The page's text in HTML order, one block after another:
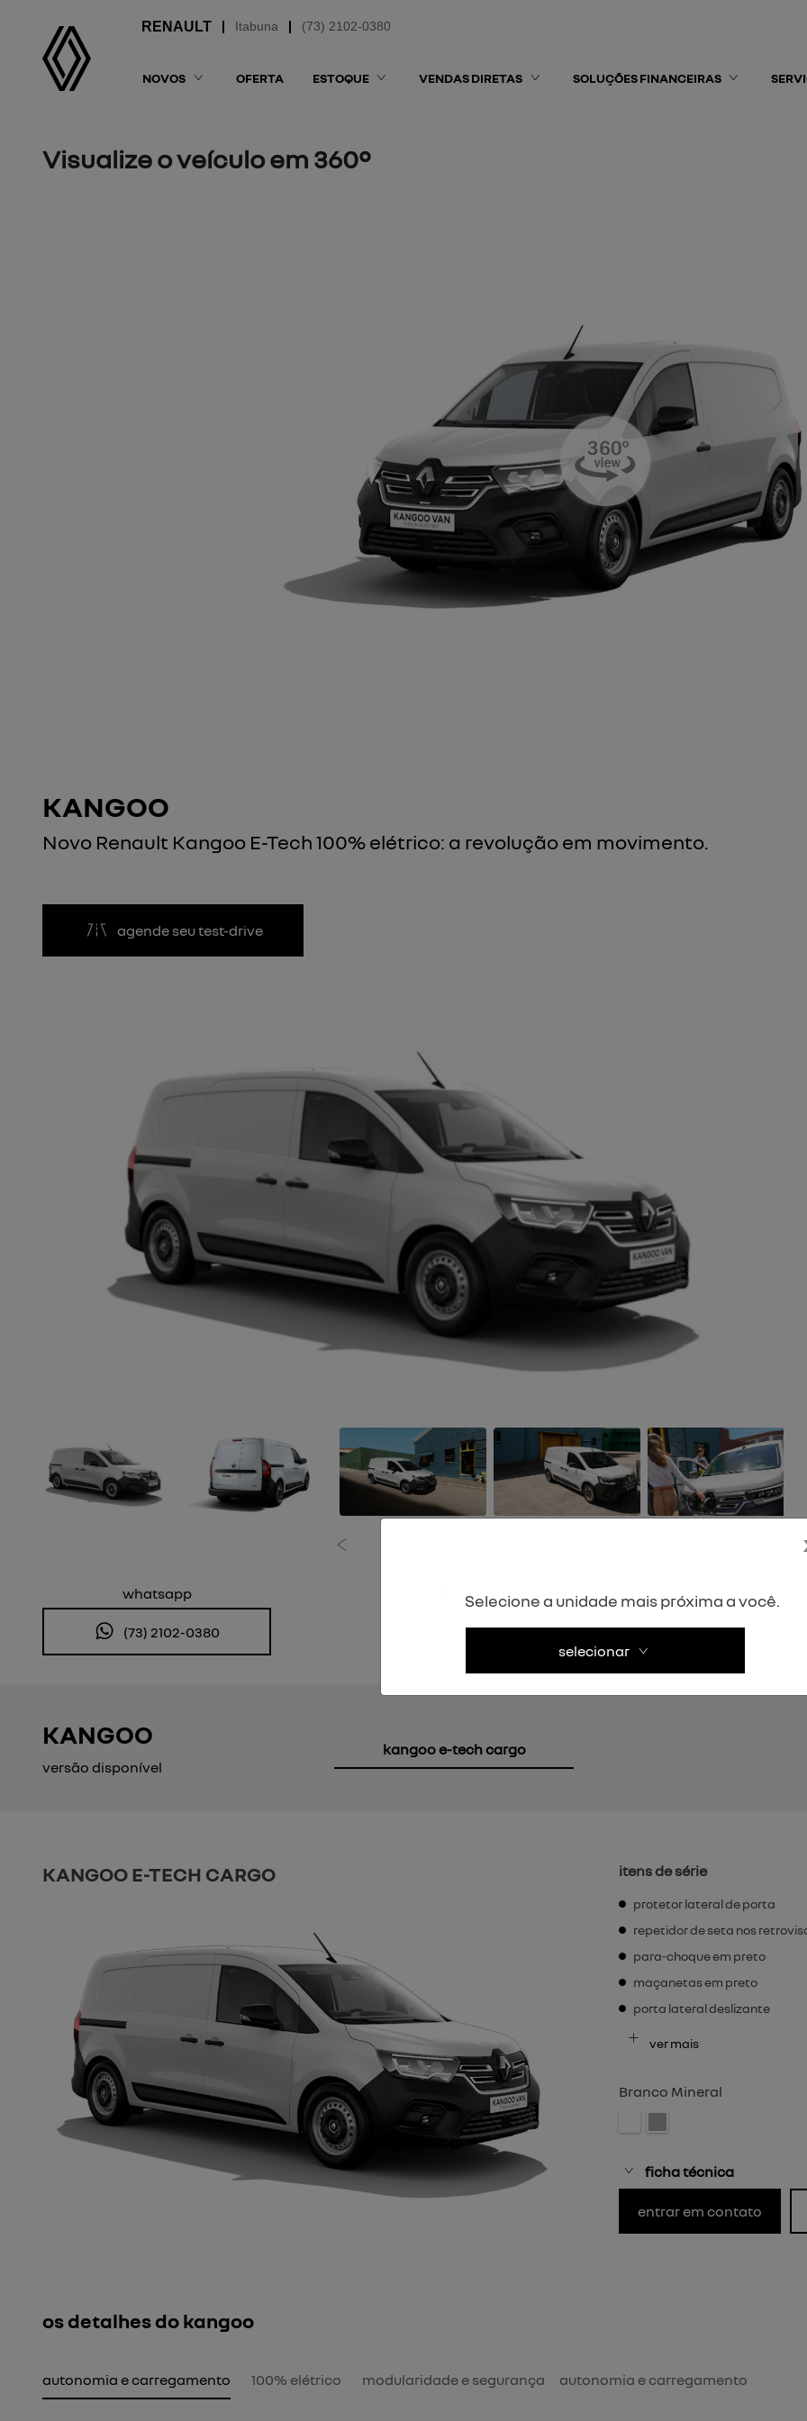
(73) 2102-0380
Itabuna
NOVOS OFERTA ESTOQUE VENDAS DIRETAS SOLUÇÕES FINANCEIRAS
Visualize o veículo em 360°
KANGOO
Novo Renault Kangoo E-Tech 100% elétrico: a revolução em movimento.
agende seu test-drive
Anterior
Anterior
whatsapp
(73) 2102-0380
KANGOO
versão disponível
kangoo e-tech cargo
KANGOO E-TECH CARGO itens de série
protetor lateral de porta
repetidor de seta nos
para-choque em preto
maçanetas em preto
porta lateral deslizante
ver mais
Branco Mineral
ficha técnica
entrar em contato
os detalhes do kangoo
autonomia e carregamento 100% elétrico modularidade e segurança autonomia e carregamento
Selecione a unidade mais próxima a você.
selecionar